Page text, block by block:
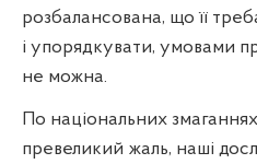
розбалансована, що її
і упорядкувати, умовами
не можна.
По національних
превеликий жаль, наші